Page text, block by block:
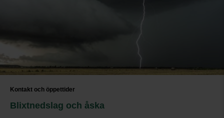
Kontakt och öppettider
Blixtnedslag och åska